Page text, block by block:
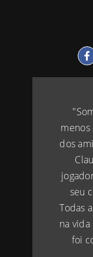
menos
dos
seu
Todas
na
foi